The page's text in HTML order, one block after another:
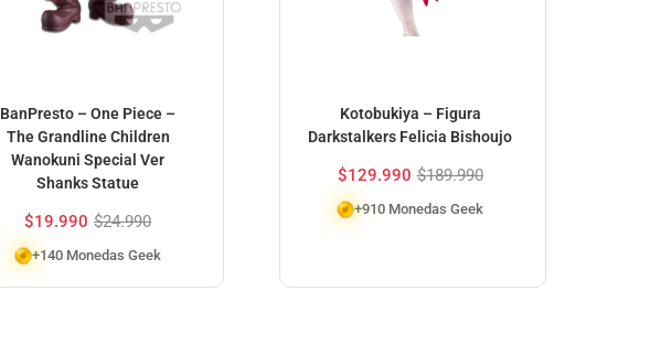
BanPresto – One Piece –
The Grandline Children
Wanokuni Special Ver
Shanks Statue
$19.990 $24.990
+140 Monedas Geek
Kotobukiya – Figura
Darkstalkers Felicia Bishoujo
$129.990 $189.990
+910 Monedas Geek